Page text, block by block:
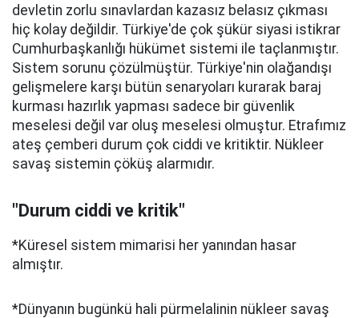
devletin zorlu sınavlardan kazasız belasız çıkması
hiç kolay değildir. Türkiye'de çok şükür siyasi istikrar
Cumhurbaşkanlığı hükümet sistemi ile taçlanmıştır.
Sistem sorunu çözülmüştür. Türkiye'nin olağandışı
gelişmelere karşı bütün senaryoları kurarak baraj
kurması hazırlık yapması sadece bir güvenlik
meselesi değil var oluş meselesi olmuştur. Etrafımız
ateş çemberi durum çok ciddi ve kritiktir. Nükleer
savaş sistemin çöküş alarmıdır.
"Durum ciddi ve kritik"
*Küresel sistem mimarisi her yanından hasar
almıştır.
*Dünyanın bugünkü hali pürmelalinin nükleer savaş